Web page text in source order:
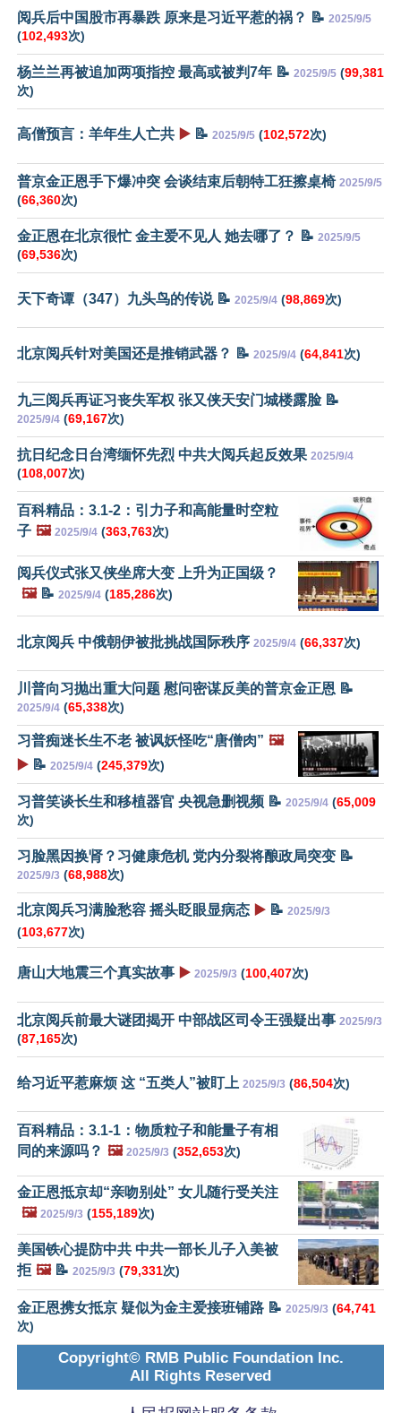
阅兵后中国股市再暴跌 原来是习近平惹的祸？ 📝 2025/9/5
(102,493次)
杨兰兰再被追加两项指控 最高或被判7年 📝 2025/9/5 (99,381
次)
高僧预言：羊年生人亡共 ▶️ 📝 2025/9/5 (102,572次)
普京金正恩手下爆冲突 会谈结束后朝特工狂擦桌椅 2025/9/5
(66,360次)
金正恩在北京很忙 金主爱不见人 她去哪了？ 📝 2025/9/5
(69,536次)
天下奇谭（347）九头鸟的传说 📝 2025/9/4 (98,869次)
北京阅兵针对美国还是推销武器？ 📝 2025/9/4 (64,841次)
九三阅兵再证习丧失军权 张又侠天安门城楼露脸 📝
2025/9/4 (69,167次)
抗日纪念日台湾缅怀先烈 中共大阅兵起反效果 2025/9/4
(108,007次)
百科精品：3.1-2：引力子和高能量时空粒
子 🖼️ 2025/9/4 (363,763次)
阅兵仪式张又侠坐席大变 上升为正国级？
🖼️📝 2025/9/4 (185,286次)
北京阅兵 中俄朝伊被批挑战国际秩序 2025/9/4 (66,337次)
川普向习抛出重大问题 慰问密谋反美的普京金正恩 📝
2025/9/4 (65,338次)
习普痴迷长生不老 被讽妖怪吃“唐僧肉” 🖼️
▶️ 📝 2025/9/4 (245,379次)
习普笑谈长生和移植器官 央视急删视频 📝 2025/9/4 (65,009
次)
习脸黑因换肾？习健康危机 党内分裂将酿政局突变 📝
2025/9/3 (68,988次)
北京阅兵习满脸愁容 摇头眨眼显病态 ▶️ 📝 2025/9/3
(103,677次)
唐山大地震三个真实故事 ▶️ 2025/9/3 (100,407次)
北京阅兵前最大谜团揭开 中部战区司令王强疑出事 2025/9/3
(87,165次)
给习近平惹麻烦 这 “五类人”被盯上 2025/9/3 (86,504次)
百科精品：3.1-1：物质粒子和能量子有相
同的来源吗？ 🖼️ 2025/9/3 (352,653次)
金正恩抵京却“亲吻别处” 女儿随行受关注
🖼️ 2025/9/3 (155,189次)
美国铁心提防中共 中共一部长儿子入美被
拒 🖼️📝 2025/9/3 (79,331次)
金正恩携女抵京 疑似为金主爱接班铺路 📝 2025/9/3 (64,741
次)
Copyright© RMB Public Foundation Inc.
All Rights Reserved